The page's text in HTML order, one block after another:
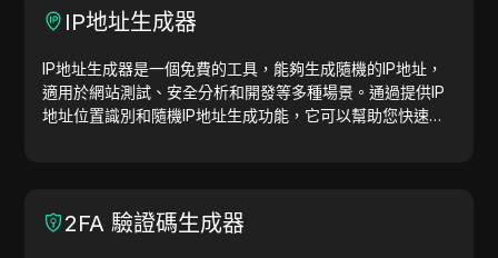
IP地址生成器
IP地址生成器是一個免費的工具，能夠生成隨機的IP地址，
適用於網站測試、安全分析和開發等多種場景。通過提供IP
地址位置識別和隨機IP地址生成功能，它可以幫助您快速生
2FA 驗證碼生成器